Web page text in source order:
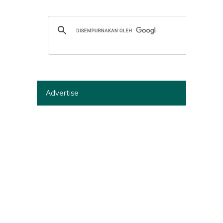
Advertise